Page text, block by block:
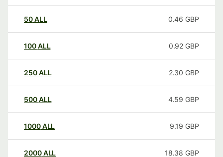
50ALL 0.46 GBP
100ALL 0.92 GBP
250ALL 2.30 GBP
500ALL 4.59 GBP
1000ALL 9.19 GBP
2000ALL 18.38 GBP